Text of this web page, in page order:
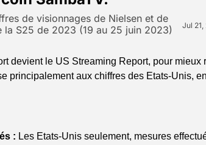
de visionnages de Nielsen et de
la S25 de 2023 (19 au 25 juin 2023)
Jul
devient le US Streaming Report, pour mieux
principalement aux chiffres des Etats-Unis,
: Les Etats-Unis seulement, mesures